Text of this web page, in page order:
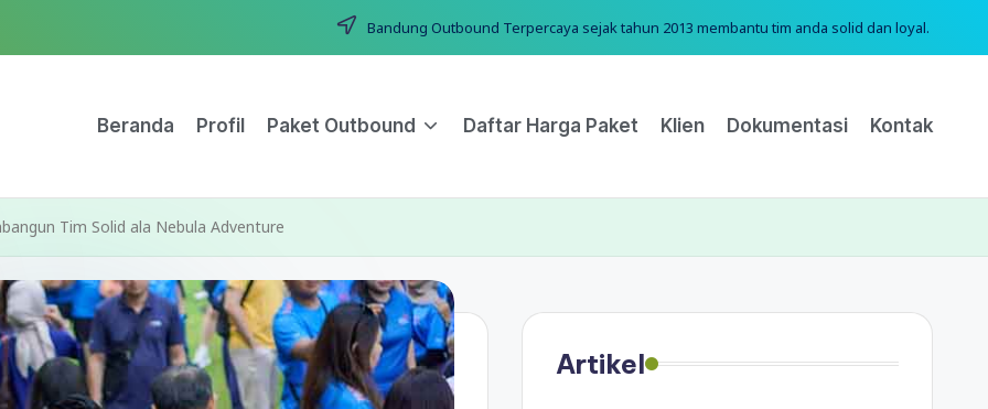
Bandung Outbound Terpercaya sejak tahun 2013 membantu tim anda solid dan loyal.
Beranda Profil Paket Outbound Daftar Harga Paket Klien Dokumentasi Kontak
Tim Solid ala Nebula Adventure
Artikel